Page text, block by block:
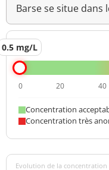
Barse se situe dans
0.5 mg/L
0 20 40
Concentration
Concentration très
Evolution de la concentration